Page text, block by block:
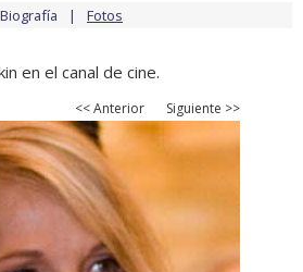
Biografía Fotos
en el canal de cine.
<< Anterior Siguiente >>